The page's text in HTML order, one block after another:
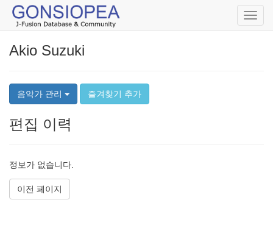
Akio Suzuki
음악가 관리 즐겨찾기 추가
편집 이력
정보가 없습니다.
이전 페이지